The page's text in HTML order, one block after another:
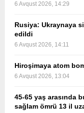
6 Avqust 2026, 14:29
Rusiya: Ukraynaya
edildi
6 Avqust 2026, 14:11
Hiroşimaya atom
6 Avqust 2026, 13:04
45-65 yaş arasında
sağlam ömrü 13 il